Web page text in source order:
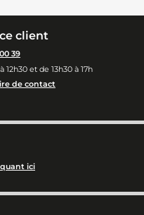
client
39
et de 13h30 à 17h
de contact
ici